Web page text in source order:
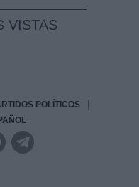
VISTAS
POLÍTICOS